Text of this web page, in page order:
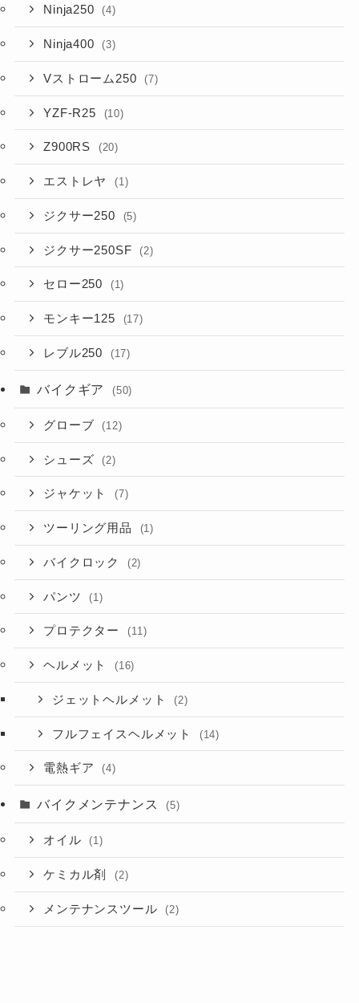
Ninja250 (4)
Ninja400 (3)
Vストローム250 (7)
YZF-R25 (10)
Z900RS (20)
エストレヤ (1)
ジクサー250 (5)
ジクサー250SF (2)
セロー250 (1)
モンキー125 (17)
レブル250 (17)
バイクギア (50)
グローブ (12)
シューズ (2)
ジャケット (7)
ツーリング用品 (1)
バイクロック (2)
パンツ (1)
プロテクター (11)
ヘルメット (16)
ジェットヘルメット (2)
フルフェイスヘルメット (14)
電熱ギア (4)
バイクメンテナンス (5)
オイル (1)
ケミカル剤 (2)
メンテナンスツール (2)